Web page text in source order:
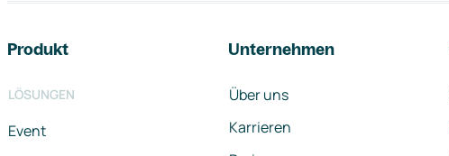
Produkt
LÖSUNGEN
Event
Unternehmen
Über uns
Karrieren